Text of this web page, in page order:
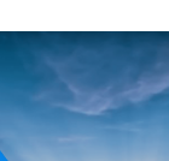
5 sao này
bay